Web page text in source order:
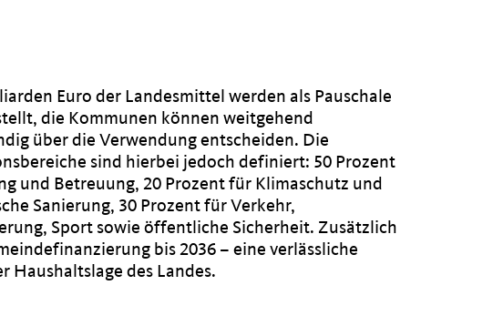
Euro der Landesmittel werden als Pauschale
die Kommunen können weitgehend
über die Verwendung entscheiden. Die
sind hierbei jedoch definiert: 50 Prozent
und Betreuung, 20 Prozent für Klimaschutz und
Sanierung, 30 Prozent für Verkehr,
Sport sowie öffentliche Sicherheit. Zusätzlich
bis 2036 – eine verlässliche
Haushaltslage des Landes.